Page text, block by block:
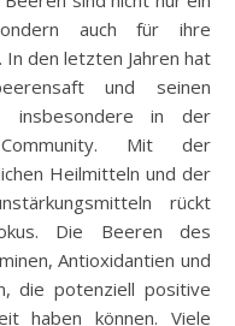
auch für ihre
den letzten Jahren hat
und seinen
insbesondere in der
Community. Mit der
Heilmitteln und der
rückt
Die Beeren des
Antioxidantien und
die potenziell positive
haben können. Viele